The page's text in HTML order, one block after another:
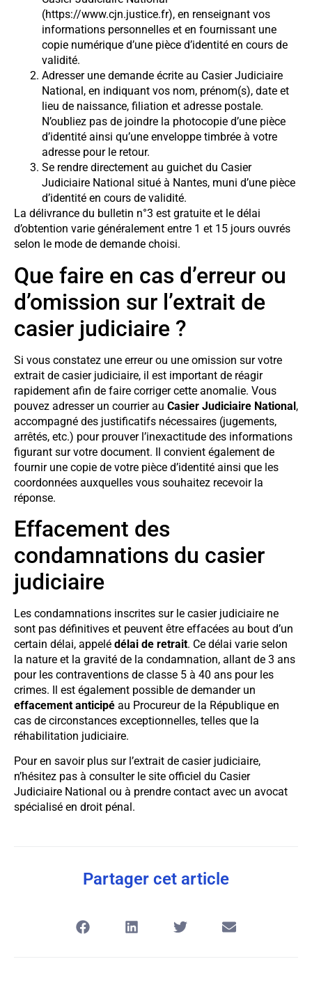
(https://www.cjn.justice.fr), en renseignant vos
informations personnelles et en fournissant une
copie numérique d’une pièce d’identité en cours de
validité.
Adresser une demande écrite au Casier Judiciaire
National, en indiquant vos nom, prénom(s), date et
lieu de naissance, filiation et adresse postale.
N’oubliez pas de joindre la photocopie d’une pièce
d’identité ainsi qu’une enveloppe timbrée à votre
adresse pour le retour.
Se rendre directement au guichet du Casier
Judiciaire National situé à Nantes, muni d’une pièce
d’identité en cours de validité.
La délivrance du bulletin n°3 est gratuite et le délai
d’obtention varie généralement entre 1 et 15 jours ouvrés
selon le mode de demande choisi.
Que faire en cas d’erreur ou
d’omission sur l’extrait de
casier judiciaire ?
Si vous constatez une erreur ou une omission sur votre
extrait de casier judiciaire, il est important de réagir
rapidement afin de faire corriger cette anomalie. Vous
pouvez adresser un courrier au Casier Judiciaire National,
accompagné des justificatifs nécessaires (jugements,
arrêtés, etc.) pour prouver l’inexactitude des informations
figurant sur votre document. Il convient également de
fournir une copie de votre pièce d’identité ainsi que les
coordonnées auxquelles vous souhaitez recevoir la
réponse.
Effacement des
condamnations du casier
judiciaire
Les condamnations inscrites sur le casier judiciaire ne
sont pas définitives et peuvent être effacées au bout d’un
certain délai, appelé délai de retrait. Ce délai varie selon
la nature et la gravité de la condamnation, allant de 3 ans
pour les contraventions de classe 5 à 40 ans pour les
crimes. Il est également possible de demander un
effacement anticipé au Procureur de la République en
cas de circonstances exceptionnelles, telles que la
réhabilitation judiciaire.
Pour en savoir plus sur l’extrait de casier judiciaire,
n’hésitez pas à consulter le site officiel du Casier
Judiciaire National ou à prendre contact avec un avocat
spécialisé en droit pénal.
Partager cet article